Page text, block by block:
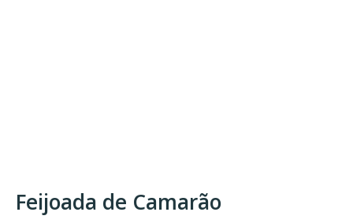
Feijoada de Camarão